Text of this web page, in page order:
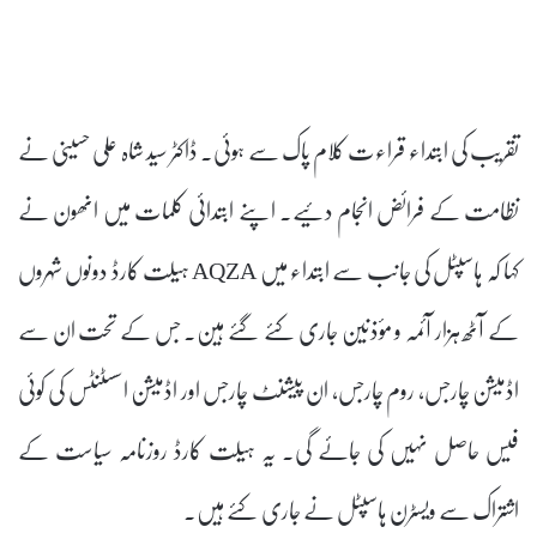
تقریب کی ابتداء قراءت کلام پاک سے ہوئی۔ ڈاکٹر سید شاہ علی حسینی نے
نظامت کے فرائض انجام دئیے۔ اپنے ابتدائی کلمات میں انھون نے
کہا کہ ہاسپٹل کی جانب سے ابتداء میں AQZA ہیلت کارڈ دونوں شہروں
کے آٹھ ہزار آئمہ و مؤذنین جاری کئے گئے ہین۔ جس کے تحت ان سے
اڈمیشن چارجس، روم چارجس، ان پیشنٹ چارجس اور اڈمیشن اسسٹنٹس کی کوئی
فیس حاصل نہیں کی جائے گی۔ یہ ہیلت کارڈ روزنامہ سیاست کے
اشتراک سے ویسٹرن ہاسپٹل نے جاری کئے ہیں۔